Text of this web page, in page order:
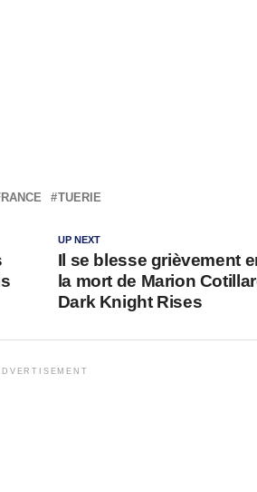
TUERIE
UP NEXT
Il se blesse grièvement
la mort de Marion
Dark Knight Rises